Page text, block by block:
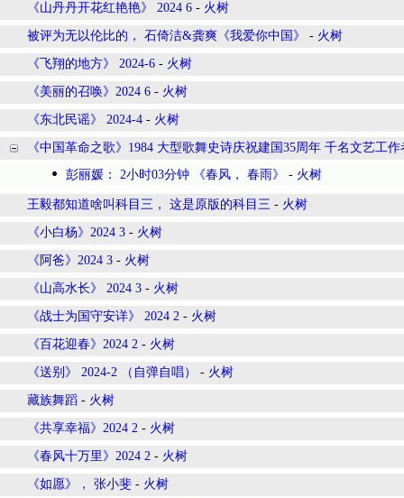
《山丹丹开花红艳艳》 2024 6 - 火树
被评为无以伦比的， 石倚洁&龚爽《我爱你中国》 - 火树
《飞翔的地方》 2024-6 - 火树
《美丽的召唤》2024 6 - 火树
《东北民谣》 2024-4 - 火树
《中国革命之歌》1984 大型歌舞史诗庆祝建国35周年 千名文艺工
彭丽媛： 2小时03分钟 《春风， 春雨》
- 火树
王毅都知道啥叫科目三， 这是原版的科目三 - 火树
《小白杨》2024 3 - 火树
《阿爸》2024 3 - 火树
《山高水长》 2024 3 - 火树
《战士为国守安详》 2024 2 - 火树
《百花迎春》2024 2 - 火树
《送别》 2024-2 （自弹自唱） - 火树
藏族舞蹈 - 火树
《共享幸福》2024 2 - 火树
《春风十万里》2024 2 - 火树
《如愿》， 张小斐 - 火树